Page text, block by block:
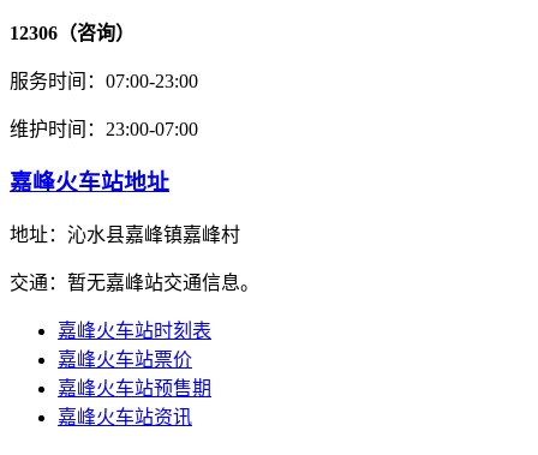
12306（咨询）
服务时间：07:00-23:00
维护时间：23:00-07:00
嘉峰火车站地址
地址：沁水县嘉峰镇嘉峰村
交通：暂无嘉峰站交通信息。
嘉峰火车站时刻表
嘉峰火车站票价
嘉峰火车站预售期
嘉峰火车站资讯